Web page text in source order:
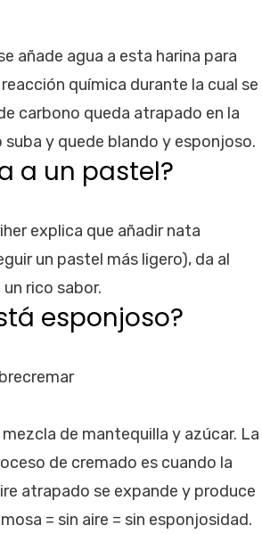
añade agua a esta harina para
química durante la cual se
carbono queda atrapado en la
y quede blando y esponjoso.
a un pastel?
explica que añadir nata
un pastel más ligero), da al
rico sabor.
esponjoso?
de mantequilla y azúcar. La
de cremado es cuando la
atrapado se expande y produce
= sin aire = sin esponjosidad.